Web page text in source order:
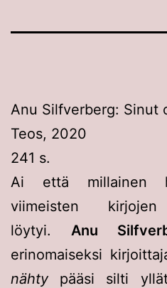
Anu Silfverberg: Sinut
Teos, 2020
241 s.
Ai että millainen
viimeisten
löytyi. Anu
erinomaiseksi
nähtypääsi silti